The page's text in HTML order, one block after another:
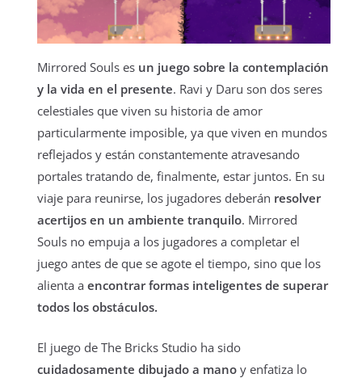
Mirrored Souls es un juego sobre la contemplación
y la vida en el presente. Ravi y Daru son dos seres
celestiales que viven su historia de amor
particularmente imposible, ya que viven en mundos
reflejados y están constantemente atravesando
portales tratando de, finalmente, estar juntos. En su
viaje para reunirse, los jugadores deberán resolver
acertijos en un ambiente tranquilo. Mirrored
Souls no empuja a los jugadores a completar el
juego antes de que se agote el tiempo, sino que los
alienta a encontrar formas inteligentes de superar
todos los obstáculos.
El juego de The Bricks Studio ha sido
cuidadosamente dibujado a mano y enfatiza lo